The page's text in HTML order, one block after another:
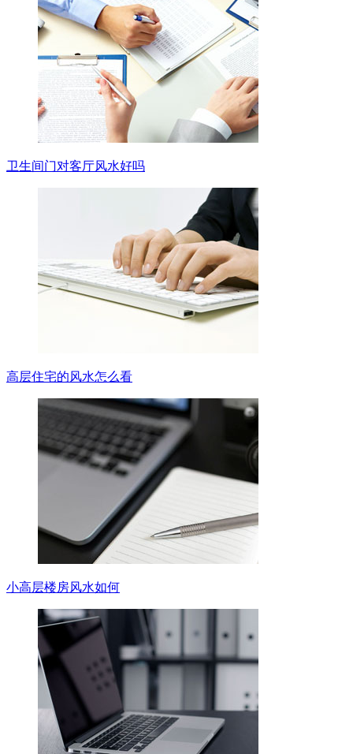
卫生间门对客厅风水好吗
高层住宅的风水怎么看
小高层楼房风水如何